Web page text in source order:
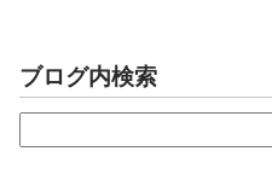
ブログ内検索